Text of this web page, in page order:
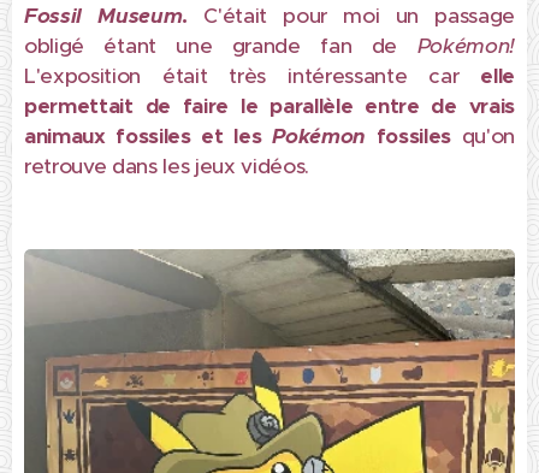
Fossil Museum. C'était pour moi un passage
obligé étant une grande fan de Pokémon!
L'exposition était très intéressante carelle
permettait de faire le parallèle entre de vrais
animaux fossiles et lesPokémon fossiles qu'on
retrouve dans les jeux vidéos.